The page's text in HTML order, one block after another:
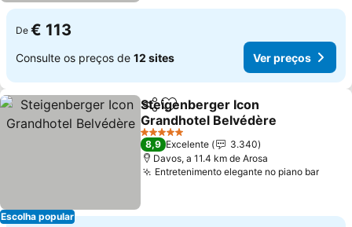
De € 113
Consulte os preços de 12 sites Ver preços
Escolha popular
PartilharAdicionar aos favoritos
Steigenberger Icon
Grandhotel Belvédère
5 Estrelas
8,9 Excelente
3.340
Davos, a 11.4 km de Arosa
Entretenimento elegante no piano bar